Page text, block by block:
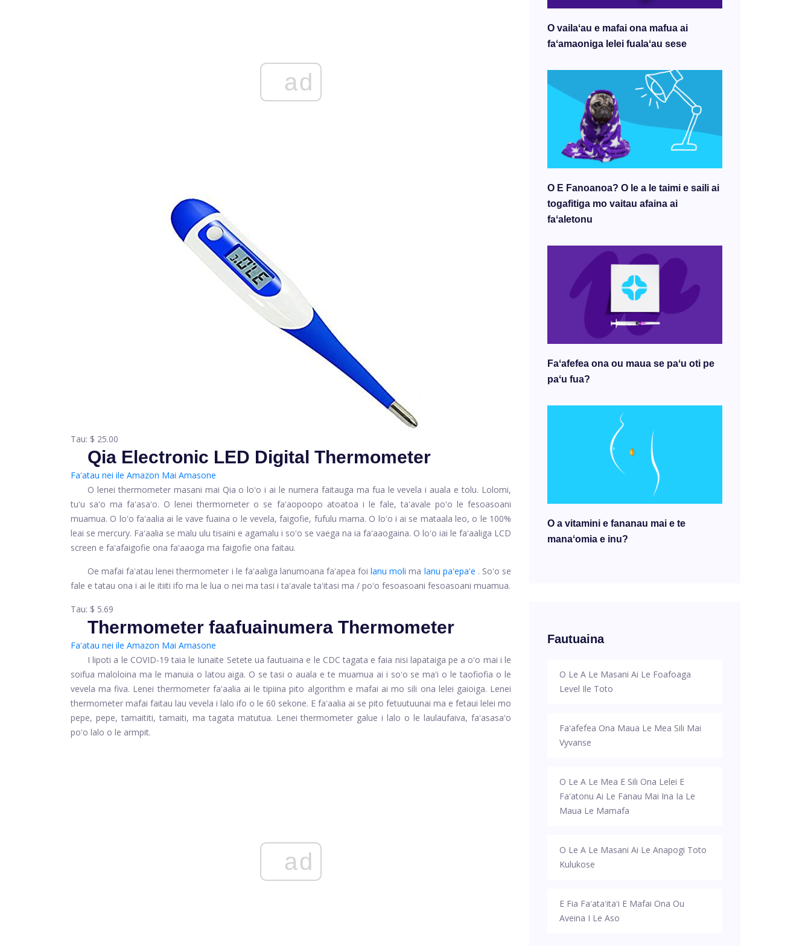
ad
Tau: $ 25.00
Qia Electronic LED Digital Thermometer
Faʻatau nei ile Amazon Mai Amasone
O lenei thermometer masani mai Qia o loʻo i ai le numera faitauga ma fua le vevela i auala e tolu. Lolomi,
tuʻu saʻo ma faʻasaʻo. O lenei thermometer o se faʻaopoopo atoatoa i le fale, taʻavale poʻo le fesoasoani
muamua. O loʻo faʻaalia ai le vave fuaina o le vevela, faigofie, fufulu mama. O loʻo i ai se mataala leo, o le 100%
leai se mercury. Faʻaalia se malu ulu tisaini e agamalu i soʻo se vaega na ia faʻaaogaina. O loʻo iai le faʻaaliga LCD
screen e faʻafaigofie ona faʻaaoga ma faigofie ona faitau.
Oe mafai faʻatau lenei thermometer i le faʻaaliga lanumoana faʻapea foilanu moli ma lanu paʻepaʻe . Soʻo se
fale e tatau ona i ai le itiiti ifo ma le lua o nei ma tasi i taʻavale taʻitasi ma / poʻo fesoasoani fesoasoani muamua.
Tau: $ 5.69
Thermometer faafuainumera Thermometer
Faʻatau nei ile Amazon Mai Amasone
I lipoti a le COVID-19 taia le Iunaite Setete ua fautuaina e le CDC tagata e faia nisi lapataiga pe a oʻo mai i le
soifua maloloina ma le manuia o latou aiga. O se tasi o auala e te muamua ai i soʻo se maʻi o le taofiofia o le
vevela ma fiva. Lenei thermometer faʻaalia ai le tipiina pito algorithm e mafai ai mo sili ona lelei gaioiga. Lenei
thermometer mafai faitau lau vevela i lalo ifo o le 60 sekone. E faʻaalia ai se pito fetuutuunai ma e fetaui lelei mo
pepe, pepe, tamaititi, tamaiti, ma tagata matutua. Lenei thermometer galue i lalo o le laulaufaiva, faʻasasaʻo
poʻo lalo o le armpit.
ad
O vailaʻau e mafai ona mafua ai
faʻamaoniga lelei fualaʻau sese
O E Fanoanoa? O le a le taimi e saili ai
togafitiga mo vaitau afaina ai
faʻaletonu
Faʻafefea ona ou maua se paʻu oti pe
paʻu fua?
O a vitamini e fananau mai e te
manaʻomia e inu?
Fautuaina
O Le A Le Masani Ai Le Foafoaga
Level Ile Toto
Faʻafefea Ona Maua Le Mea Sili Mai
Vyvanse
O Le A Le Mea E Sili Ona Lelei E
Faʻatonu Ai Le Fanau Mai Ina Ia Le
Maua Le Mamafa
O Le A Le Masani Ai Le Anapogi Toto
Kulukose
E Fia Faʻataʻitaʻi E Mafai Ona Ou
Aveina I Le Aso